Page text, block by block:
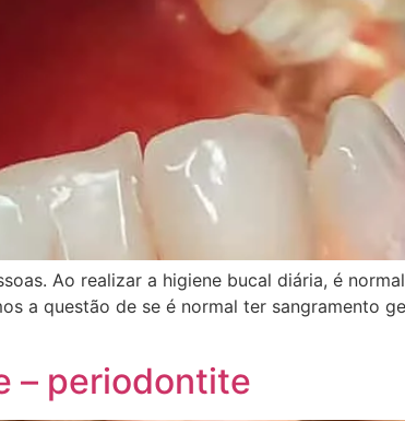
Ao realizar a higiene bucal diária, é
a questão de se é normal ter sangramento
– periodontite